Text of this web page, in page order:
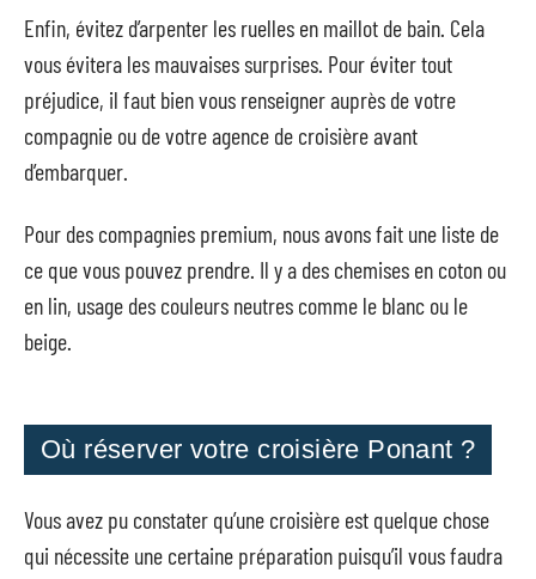
Enfin, évitez d’arpenter les ruelles en maillot de bain. Cela
vous évitera les mauvaises surprises. Pour éviter tout
préjudice, il faut bien vous renseigner auprès de votre
compagnie ou de votre agence de croisière avant
d’embarquer.
Pour des compagnies premium, nous avons fait une liste de
ce que vous pouvez prendre. Il y a des chemises en coton ou
en lin, usage des couleurs neutres comme le blanc ou le
beige.
Où réserver votre croisière Ponant ?
Vous avez pu constater qu’une croisière est quelque chose
qui nécessite une certaine préparation puisqu’il vous faudra